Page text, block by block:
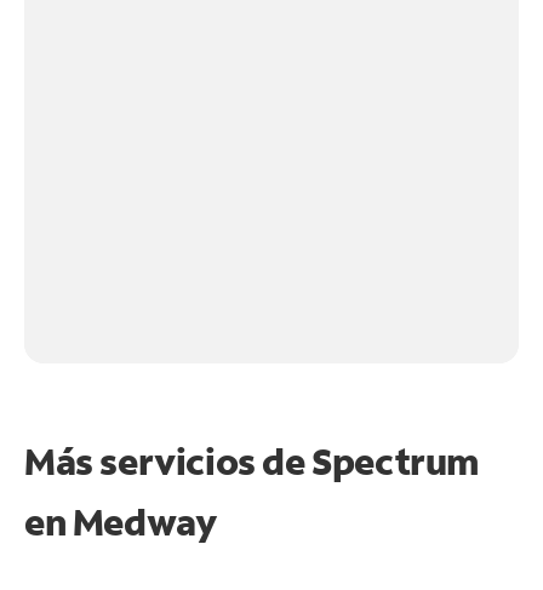
Más servicios de Spectrum
enMedway